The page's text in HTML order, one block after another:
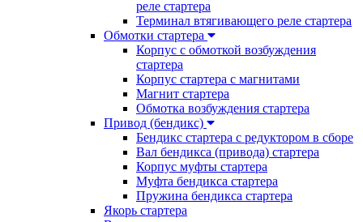
реле стартера
Терминал втягивающего реле стартера
Обмотки стартера
Корпус с обмоткой возбуждения
стартера
Корпус стартера с магнитами
Магнит стартера
Обмотка возбуждения стартера
Привод (бендикс)
Бендикс стартера с редуктором в сборе
Вал бендикса (привода) стартера
Корпус муфты стартера
Муфта бендикса стартера
Пружина бендикса стартера
Якорь стартера